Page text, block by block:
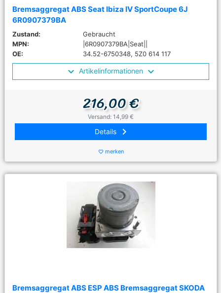
Bremsaggregat ABS Seat Ibiza IV SportCoupe 6J
6R0907379BA
Zustand:
Gebraucht
MPN:
|6R0907379BA|Seat||
OE:
34.52-6750348, 5Z0 614 117
Artikelinformationen
216,00 €
Versand: 14,99 €
Details keyboard_arrow_right
favorite_border merken
Bremsaggregat ABS ESP ABS Bremsaggregat SKODA